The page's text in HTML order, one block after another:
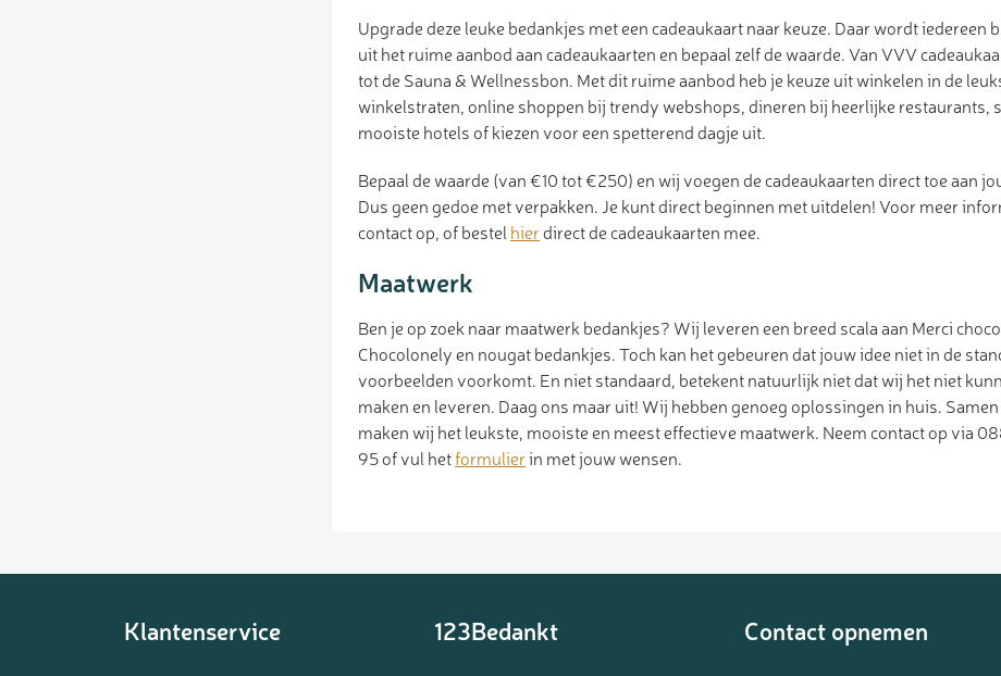
Upgrade deze leuke bedankjes met een cadeaukaart naar keuze. Daar wordt iedereen
uit het ruime aanbod aan cadeaukaarten en bepaal zelf de waarde. Van VVV
tot de Sauna & Wellnessbon. Met dit ruime aanbod heb je keuze uit winkelen in de
winkelstraten, online shoppen bij trendy webshops, dineren bij heerlijke restaurants,
mooiste hotels of kiezen voor een spetterend dagje uit.
Bepaal de waarde (van €10 tot €250) en wij voegen de cadeaukaarten direct toe aan
Dus geen gedoe met verpakken. Je kunt direct beginnen met uitdelen! Voor meer
contact op, of bestel hierdirect de cadeaukaarten mee.
Maatwerk
Ben je op zoek naar maatwerk bedankjes? Wij leveren een breed scala aan Merci
Chocolonely en nougat bedankjes. Toch kan het gebeuren dat jouw idee niet in de
voorbeelden voorkomt. En niet standaard, betekent natuurlijk niet dat wij het niet
maken en leveren. Daag ons maar uit! Wij hebben genoeg oplossingen in huis.
maken wij het leukste, mooiste en meest effectieve maatwerk. Neem contact op via
95 of vul hetformulierin met jouw wensen.
Klantenservice 123Bedankt Contact opnemen